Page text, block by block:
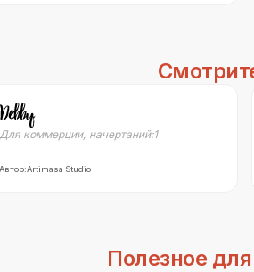
Для коммерции, начертаний:1
Автор:Artimasa Studio
Полезное